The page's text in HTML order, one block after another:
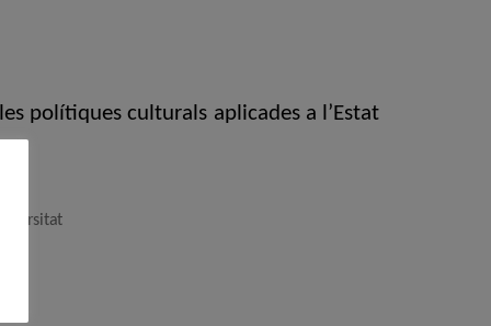
polítiques culturals aplicades a l’Estat